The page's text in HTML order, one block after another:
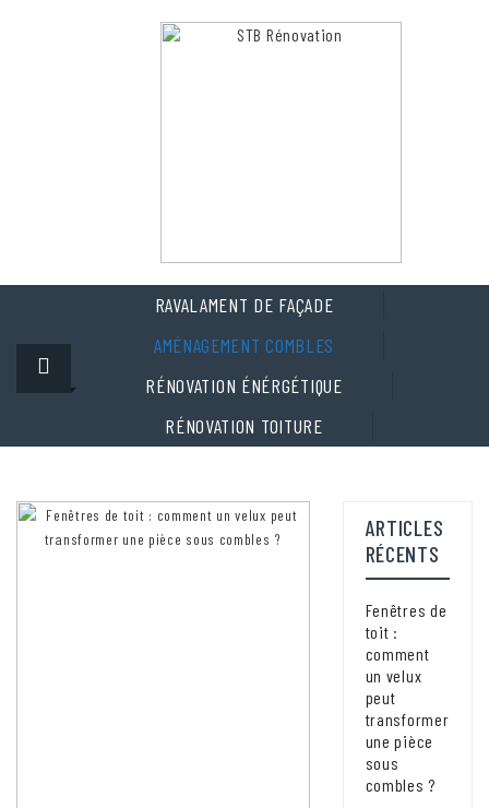
RAVALAMENT DE FAÇADE
AMÉNAGEMENT COMBLES
RÉNOVATION ÉNÉRGÉTIQUE
RÉNOVATION TOITURE
ARTICLES
RÉCENTS
Fenêtres de
toit :
comment
un velux
peut
transformer
une pièce
sous
combles ?